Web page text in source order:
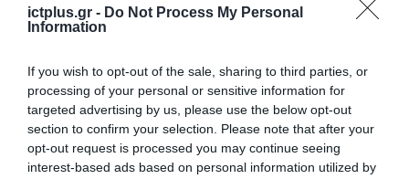
ictplus.gr - Do Not Process My Personal
Information
If you wish to opt-out of the sale, sharing to third parties, or
processing of your personal or sensitive information for
targeted advertising by us, please use the below opt-out
section to confirm your selection. Please note that after your
opt-out request is processed you may continue seeing
interest-based ads based on personal information utilized by
ΧΡΗΜΑΤΟΔΟΤΗΣΕΙΣ